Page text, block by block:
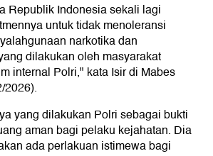
Republik Indonesia sekali lagi
untuk tidak menoleransi
narkotika dan
dilakukan oleh masyarakat
internal Polri," kata Isir di Mabes
2026).
yang dilakukan Polri sebagai bukti
aman bagi pelaku kejahatan. Dia
ada perlakuan istimewa bagi